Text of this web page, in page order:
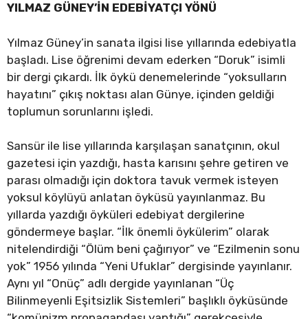
YILMAZ GÜNEY’İN EDEBİYATÇI YÖNÜ
Yıl­maz Gü­ney’in sanata ilgisi lise yıl­la­rın­da ede­bi­yat­la
baş­ladı. Lise öğrenimi devam ederken “Doruk” isimli
bir dergi çıkardı. İlk öykü denemelerinde “yoksulların
hayatını” çıkış noktası alan Günye, içinden geldiği
toplumun sorunlarını işledi.
Sansür ile lise yıllarında karşılaşan sanatçının, okul
gazetesi için yazdığı, hasta karısını şehre getiren ve
parası olmadığı için doktora tavuk vermek isteyen
yoksul köylüyü anlatan öyküsü yayınlanmaz. Bu
yıllarda yazdığı öyküleri edebiyat dergilerine
göndermeye başlar. “İlk önemli öykülerim” olarak
nitelendirdiği “Ölüm beni çağırıyor” ve “Ezilmenin sonu
yok” 1956 yılında “Yeni Ufuklar” dergisinde yayınlanır.
Aynı yıl “Onüç” adlı dergide yayınlanan “Üç
Bilinmeyenli Eşitsizlik Sistemleri” başlıklı öyküsünde